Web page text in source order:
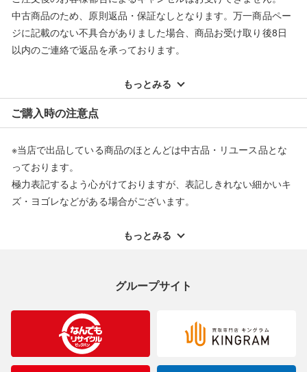
中古商品のため、原則返品・保証なしとなります。万一商品ペー
ジに記載のない不具合がありました場合、商品お受け取り後8日
以内のご連絡で返品を承っております。
配送料ともに当社負担で対応いたします。
※オンラインストアで購入頂いた商品は、店頭での返品はお受け
できません。また、商品の修理及び交換に関しては承ることがで
返品・交換について
もっとみる
ご購入時の注意点
※当店で出品している商品のほとんどは中古品・リユース品とな
っております。
極力表記するよう心がけておりますが、表記しきれない細かいキ
ズ・ヨゴレなどがある場合がございます。
ご理解くださいますようお願い申し上げます。
合がございますのでご了承ください。
※表記したカラー名は、当社が判断した名称を掲載しています。
製造元が定めたカラー名と異なることもあります。色調などご不
もっとみる
グループサイト